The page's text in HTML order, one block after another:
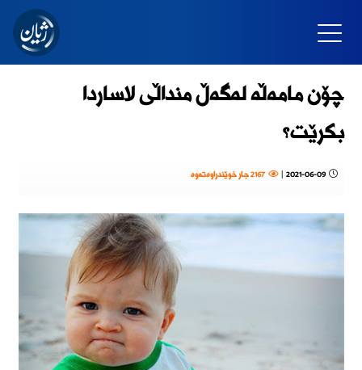
چۆن مامەڵە لەگەڵ منداڵی لاساردا
بکرێت؟
2021-06-09
| 2167 جار خوێندراوەتەوە